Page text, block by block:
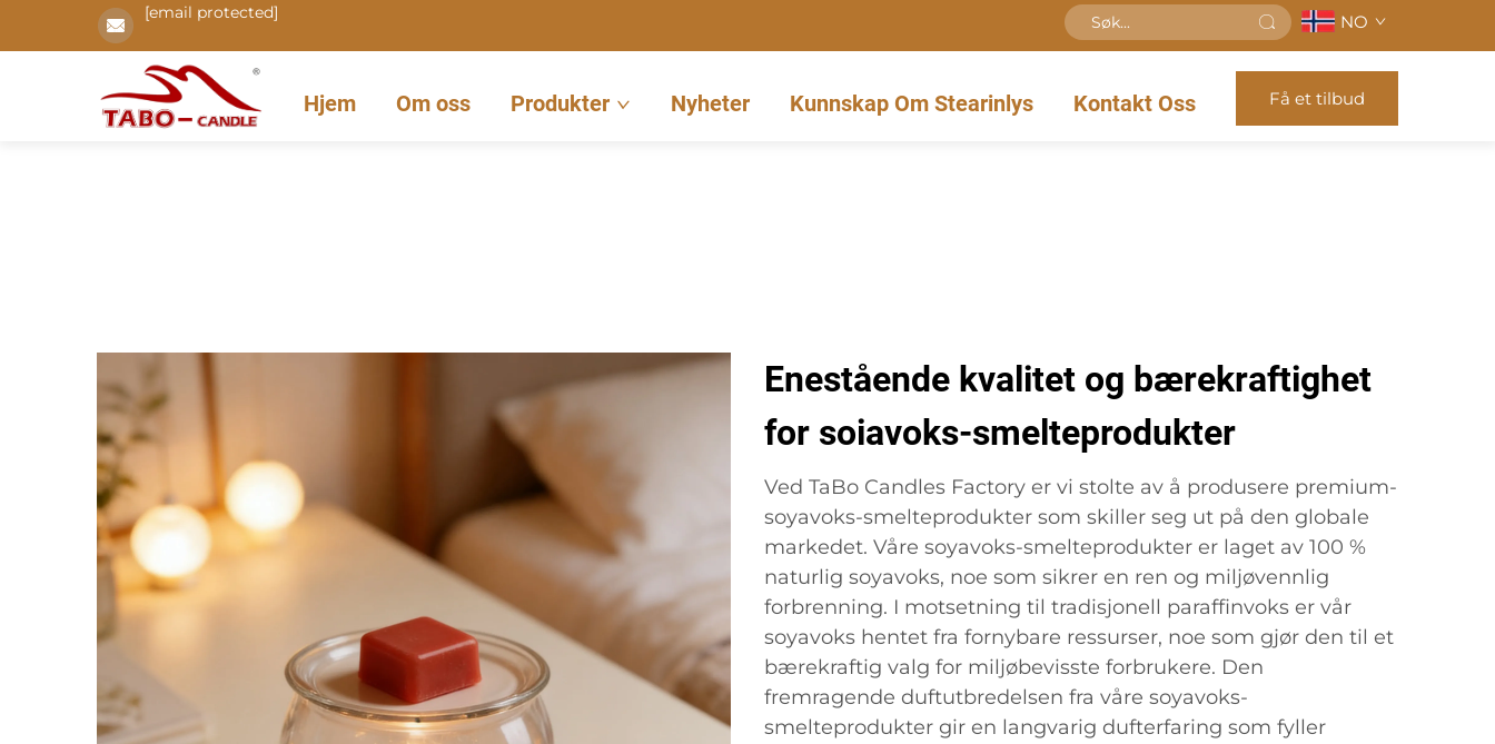
[email protected] NO
Hjem Om oss Produkter Nyheter Kunnskap Om Stearinlys Kontakt Oss Få et tilbud
Enestående kvalitet og bærekraftighet
for soiavoks-smelteprodukter
Ved TaBo Candles Factory er vi stolte av å produsere premium-
soyavoks-smelteprodukter som skiller seg ut på den globale
markedet. Våre soyavoks-smelteprodukter er laget av 100 %
naturlig soyavoks, noe som sikrer en ren og miljøvennlig
forbrenning. I motsetning til tradisjonell paraffinvoks er vår
soyavoks hentet fra fornybare ressurser, noe som gjør den til et
bærekraftig valg for miljøbevisste forbrukere. Den
fremragende duftutbredelsen fra våre soyavoks-
smelteprodukter gir en langvarig dufterfaring som fyller